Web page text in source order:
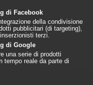
di Facebook
della condivisione
pubblicitari (di targeting),
terzi.
di Google
una serie di prodotti
tempo reale da parte di